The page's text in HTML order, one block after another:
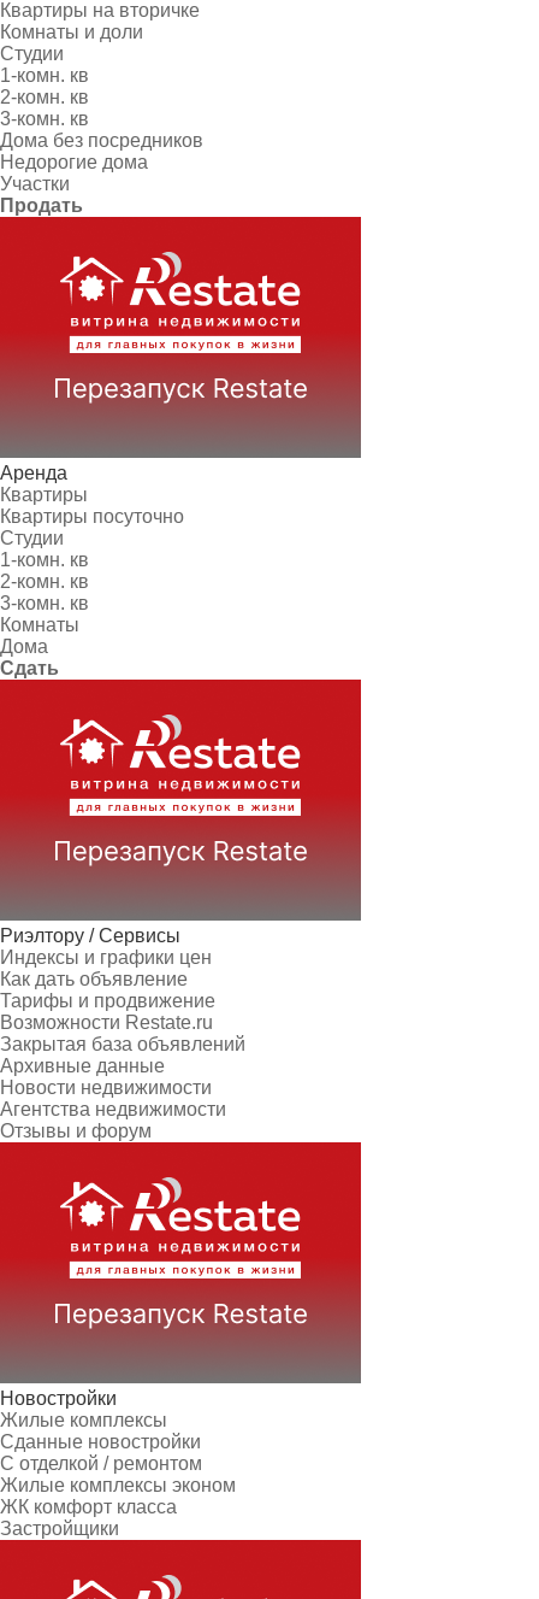
Квартиры на вторичке
Комнаты и доли
Студии
1-комн. кв
2-комн. кв
3-комн. кв
Дома без посредников
Недорогие дома
Участки
Продать
Аренда
Квартиры
Квартиры посуточно
Студии
1-комн. кв
2-комн. кв
3-комн. кв
Комнаты
Дома
Сдать
Риэлтору / Сервисы
Индексы и графики цен
Как дать объявление
Тарифы и продвижение
Возможности Restate.ru
Закрытая база объявлений
Архивные данные
Новости недвижимости
Агентства недвижимости
Отзывы и форум
Новостройки
Жилые комплексы
Сданные новостройки
С отделкой / ремонтом
Жилые комплексы эконом
ЖК комфорт класса
Застройщики